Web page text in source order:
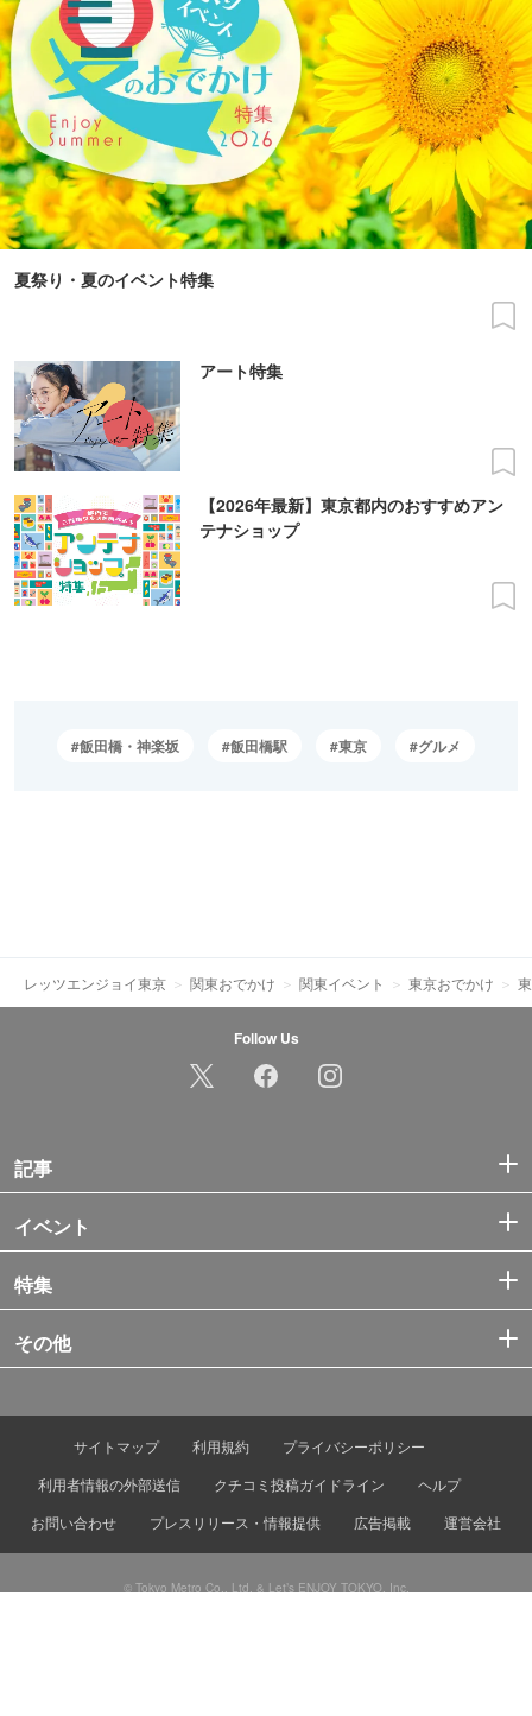
夏祭り・夏のイベント特集
アート特集
【2026年最新】東京都内のおすすめアン
テナショップ
飯田橋・神楽坂 飯田橋駅 東京 グルメ
レッツエンジョイ東京 関東おでかけ 関東イベント 東京おでかけ
Follow Us
記事
イベント
特集
その他
サイトマップ 利用規約
プライバシーポリシー
利用者情報の外部送信
クチコミ投稿ガイドライン
ヘルプ
お問い合わせ
プレスリリース・情報提供 広告掲載 運営会社
© Tokyo Metro Co., Ltd. & Let’s ENJOY TOKYO, Inc.